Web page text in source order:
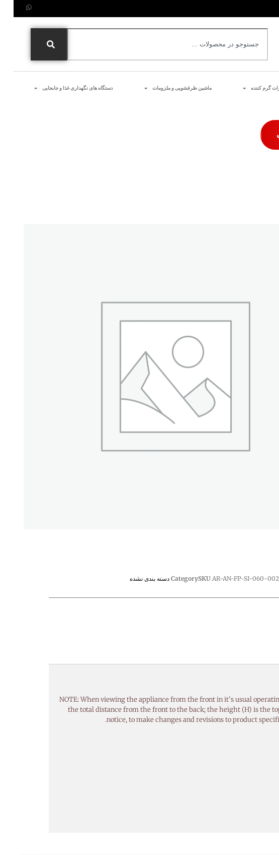
گرم کننده ماشین ظرفشویی و ملزومات دستگاه های نگهداری غذا و جابجایی
SKU AR-AN-FP-SI-060-002
Category دسته بندی نشده
NOTE: When viewing the appliance from the front in it’s usual
the total distance from the front to the back; the height (H) is the
notice, to make changes and revisions to product